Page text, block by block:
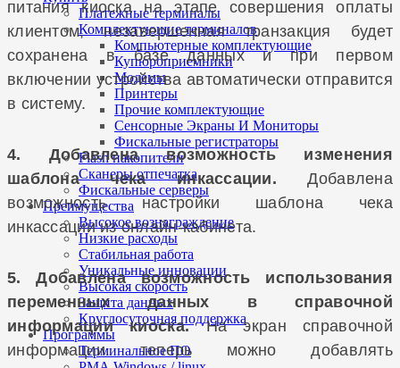
Платежные терминалы
Комплектующие терминалов
Компьютерные комплектующие
Купюроприемники
Модемы
Принтеры
Прочие комплектующие
Сенсорные Экраны И Мониторы
Фискальные регистраторы
Flash накопители
Сканеры отпечатка
Фискальные серверы
Преимущества
Высокое вознаграждение
Низкие расходы
Стабильная работа
Уникальные инновации
Высокая скорость
Защита данных
Круглосуточная поддержка
Программы
Терминальное ПО
питания киоска на этапе совершения оплаты
клиентом, незавершенная транзакция будет
сохранена в базе данных и при первом
включении устройства автоматически отправится
в систему.
4. Добавлена возможность изменения
шаблона чека инкассации.Добавлена
возможность настройки шаблона чека
инкассации из онлайн-кабинета.
5. Добавлена возможность использования
переменных данных в справочной
информации киоска.На экран справочной
информации теперь можно добавлять